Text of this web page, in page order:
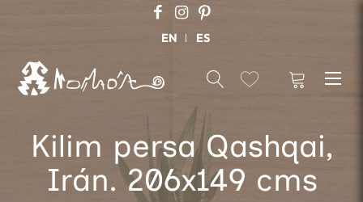
EN ES
Kilim persa Qashqai,
Irán. 206x149 cms